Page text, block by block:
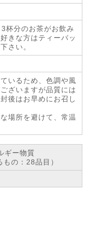
杯分のお茶がお飲み
きな方はティーバッ
さい。
いるため、色調や風
ざいますが品質には
後はお早めにお召し
場所を避けて、常温
ギー物質
もの：28品目）